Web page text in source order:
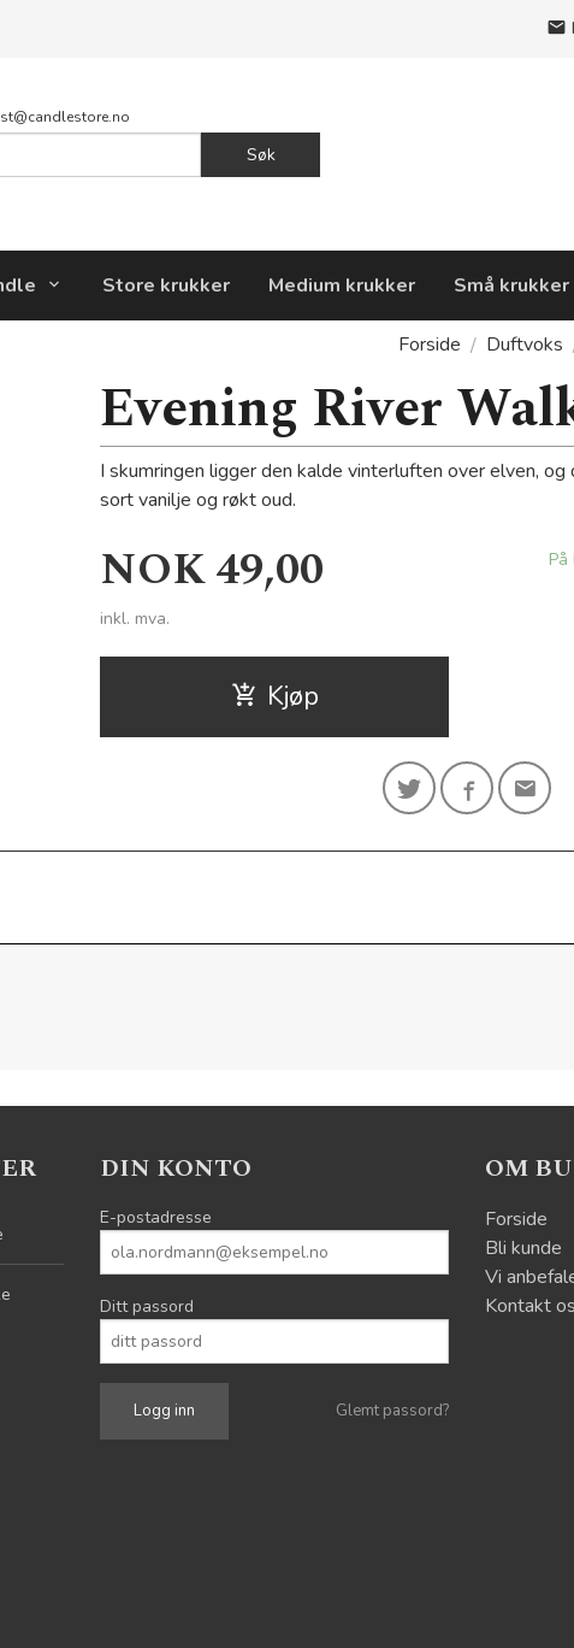
Søk
Store krukker Medium krukker Små krukker
Forside Duftvoks
Evening River
I skumringen ligger den kalde vinterluften over elven,
sort vanilje og røkt oud.
Pris
NOK49,00
inkl. mva.
Kjøp
DIN KONTO
E-postadresse
Ditt passord
Glemt passord?
OM
Forside
Bli kunde
Vi
Kontakt